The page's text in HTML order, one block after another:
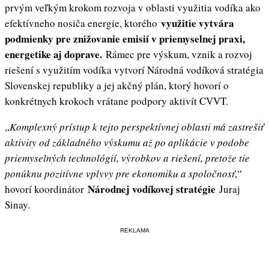
prvým veľkým krokom rozvoja v oblasti využitia vodíka ako
efektívneho nosiča energie, ktorého využitie vytvára
podmienky pre znižovanie emisií v priemyselnej praxi,
energetike aj doprave. Rámec pre výskum, vznik a rozvoj
riešení s využitím vodíka vytvorí Národná vodíková stratégia
Slovenskej republiky a jej akčný plán, ktorý hovorí o
konkrétnych krokoch vrátane podpory aktivít CVVT.
„Komplexný prístup k tejto perspektívnej oblasti má zastrešiť
aktivity od základného výskumu až po aplikácie v podobe
priemyselných technológií, výrobkov a riešení, pretože tie
ponúknu pozitívne vplyvy pre ekonomiku a spoločnosť,“
hovorí koordinátor Národnej vodíkovej stratégie Juraj
Sinay.
REKLAMA